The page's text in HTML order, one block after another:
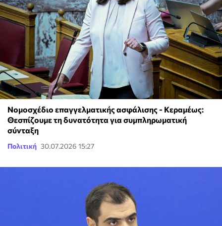
Νομοσχέδιο επαγγελματικής ασφάλισης - Κεραμέως:
Θεσπίζουμε τη δυνατότητα για συμπληρωματική
σύνταξη
Πολιτική 30.07.2026 15:27